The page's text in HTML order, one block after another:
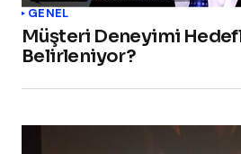
GENEL
Müşteri Deneyimi
Belirleniyor?